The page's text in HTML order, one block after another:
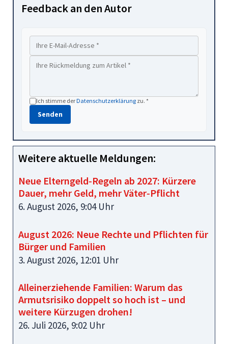
Feedback an den Autor
Ich stimme derDatenschutzerklärung zu. *
Senden
Weitere aktuelle Meldungen:
Neue Elterngeld‑Regeln ab 2027: Kürzere
Dauer, mehr Geld, mehr Väter‑Pflicht
6. August 2026, 9:04 Uhr
August 2026: Neue Rechte und Pflichten für
Bürger und Familien
3. August 2026, 12:01 Uhr
Alleinerziehende Familien: Warum das
Armutsrisiko doppelt so hoch ist – und
weitere Kürzugen drohen!
26. Juli 2026, 9:02 Uhr